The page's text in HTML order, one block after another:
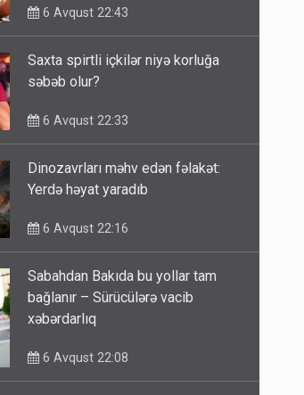
6 Avqust 22:43
Saxta spirtli içkilər niyə korluğa
səbəb olur?
6 Avqust 22:33
Dinozavrları məhv edən fəlakət:
Yerdə həyat yaradıb
6 Avqust 22:16
Sabahdan Bakıda bu yollar tam
bağlanır – Sürücülərə vacib
xəbərdarlıq
6 Avqust 22:08